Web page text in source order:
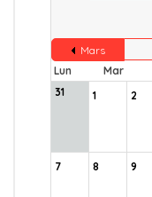
Mars
Lun
Mar
31
1 2
7 8 9